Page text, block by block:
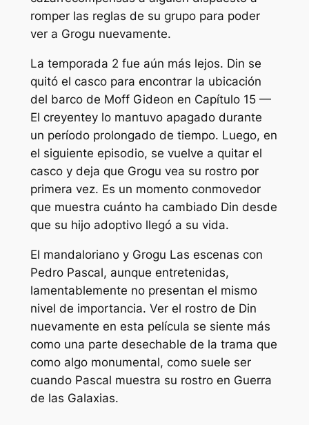
romper las reglas de su grupo para poder
ver a Grogu nuevamente.
La temporada 2 fue aún más lejos. Din se
quitó el casco para encontrar la ubicación
del barco de Moff Gideon en Capítulo 15 —
El creyentey lo mantuvo apagado durante
un período prolongado de tiempo. Luego, en
el siguiente episodio, se vuelve a quitar el
casco y deja que Grogu vea su rostro por
primera vez. Es un momento conmovedor
que muestra cuánto ha cambiado Din desde
que su hijo adoptivo llegó a su vida.
El mandaloriano y Grogu Las escenas con
Pedro Pascal, aunque entretenidas,
lamentablemente no presentan el mismo
nivel de importancia. Ver el rostro de Din
nuevamente en esta película se siente más
como una parte desechable de la trama que
como algo monumental, como suele ser
cuando Pascal muestra su rostro en Guerra
de las Galaxias.